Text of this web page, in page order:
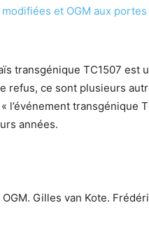
et OGM aux portes
transgénique TC1507 est
refus, ce sont plusieurs
l’événement transgénique
années.
Gilles van Kote.